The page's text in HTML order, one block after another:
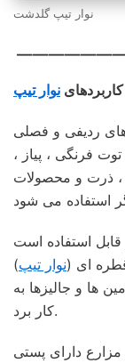
نوار تیپ گلدشت
کاربردهای نوار تیپ
ردیفی و فصلی
فرنگی ، پیاز ،
، ذرت و محصولات
قطره ای (نوار تیپ)
ها و جالیزها به
کار برد.
مزارع دارای پستی